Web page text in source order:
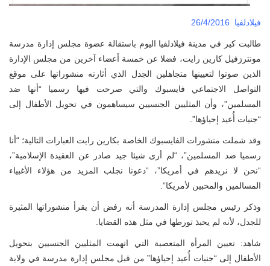
فيلادلفيا 26/4/2016
طالبت كير في مدينة فيلادلفيا اليوم باستقالة عضوة مجلس إدارة مدرسة
مونترزفيل كارين رايت، فضلا عن خمسة أعضاء آخرين من مجلس الإدارة
الذين صوتوا لتعيينها متجاهلين الجدل الذي أثارته منشوراتها على موقع
التواصل الاجتماعي فايسبوك والتي صرحت فيها رسميا “أنها ضد
المسلمين”، وأن المثليين الجنسيين سيساهمون في تحويل الأطفال إلى
“جنيات أُعيد إحياؤها”.
وقد شملت منشورات الفايسبوك الخاصة بكارين رايت العبارات التالية؛ “أنا
رسميا ضد المسلمين”، “لم أرى شيئا جيد صادر عن العقيدة الإسلامية”،
“نحن لا نريدهم في أمريكا”، “دعونا نجلب المزيد من هؤلاء الأغبياء
المسالمين والمحبين لأمريكا”.
وذكر رئيس مجلس إدارة المدرسة أنه رفض أن يقرأ منشوراتها المثيرة
للجدل، لأنه لم يحبذ تورطها في مثل هذه القضايا.
شاهد: تعيين المرأة المتعصبة التي اتهمت المثليين الجنسيين بتحويل
الأطفال إلى “جنيات أُعيد إحياؤها” من قبل مجلس إدارة مدرسة في ولاية